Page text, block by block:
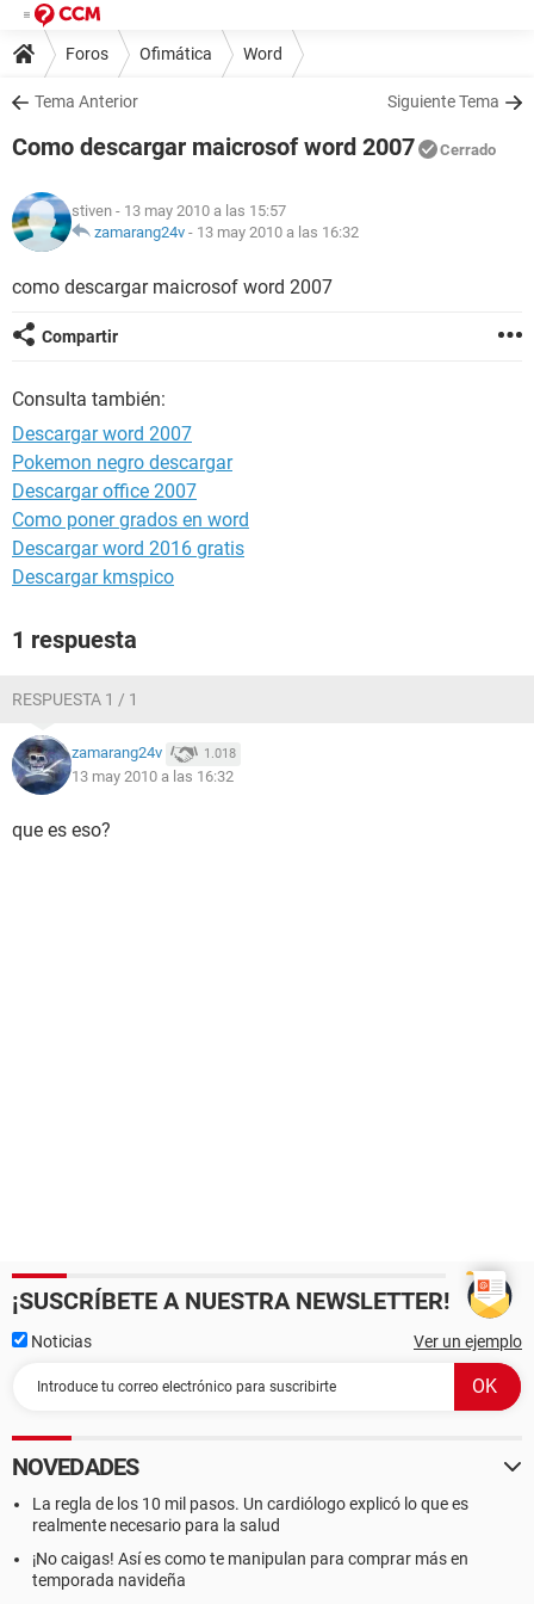
Foros Ofimática Word
Tema Anterior Siguiente Tema
Como descargar maicrosof word 2007 Cerrado
stiven - 13 may 2010 a las 15:57
zamarang24v - 13 may 2010 a las 16:32
como descargar maicrosof word 2007
Compartir
Consulta también:
Descargar word 2007
Pokemon negro descargar
Descargar office 2007
Como poner grados en word
Descargar word 2016 gratis
Descargar kmspico
1 respuesta
RESPUESTA 1 / 1
zamarang24v 1.018
13 may 2010 a las 16:32
que es eso?
¡SUSCRÍBETE A NUESTRA NEWSLETTER!
Noticias Ver un ejemplo
NOVEDADES
La regla de los 10 mil pasos. Un cardiólogo explicó lo que es
realmente necesario para la salud
¡No caigas! Así es como te manipulan para comprar más en
temporada navideña